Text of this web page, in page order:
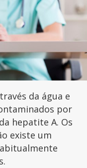
da água e
por
hepatite A. Os
existe um